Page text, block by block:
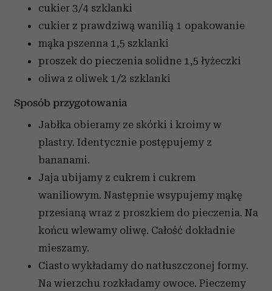
cukier 3/4 szklanki
cukier z prawdziwą wanilią 1 opakowanie
mąka pszenna 1,5 szklanki
proszek do pieczenia solidne 1,5 łyżeczki
oliwa z oliwek 1/2 szklanki
Sposób przygotowania
Jabłka obieramy ze skórki i kroimy w
plastry. Identycznie postępujemy z
bananami.
Jaja ubijamy z cukrem i cukrem
waniliowym. Następnie wsypujemy mąkę
przesianą wraz z proszkiem do pieczenia. Na
końcu wlewamy oliwę. Całość dokładnie
mieszamy.
Ciasto wykładamy do natłuszczonej formy.
Na wierzchu rozkładamy owoce. Pieczemy